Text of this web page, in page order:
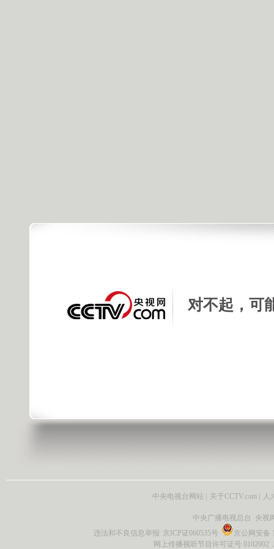
对不起，可
中央电视台网站 关于CCTV.com 人
中央广播电视总台 央视
违法和不良信息举报 京ICP证060535号
京公网安备
网上传播视听节目许可证号 0102002